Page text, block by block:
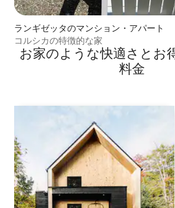
ランギゼッタのマンション・アパート
コルシカの特徴的な家
お家のような快⁠適⁠さ⁠とお⁠
料⁠金